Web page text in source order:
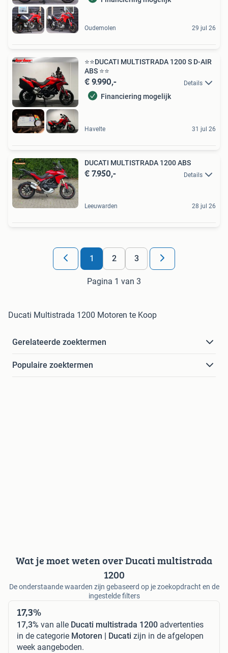
Oudemolen 29 jul 26
⭐️⭐️DUCATI MULTISTRADA 1200 S D-AIR
ABS ⭐️⭐️
€ 9.990,- Details
Financiering mogelijk
Havelte 31 jul 26
DUCATI MULTISTRADA 1200 ABS
€ 7.950,- Details
Leeuwarden 28 jul 26
1 2 3
Pagina 1 van 3
Ducati Multistrada 1200 Motoren te Koop
Gerelateerde zoektermen
Populaire zoektermen
Wat je moet weten over Ducati multistrada
1200
De onderstaande waarden zijn gebaseerd op je zoekopdracht en de
ingestelde filters
17,3%
17,3% van alle Ducati multistrada 1200 advertenties
in de categorie Motoren | Ducati zijn in de afgelopen
week aangeboden.